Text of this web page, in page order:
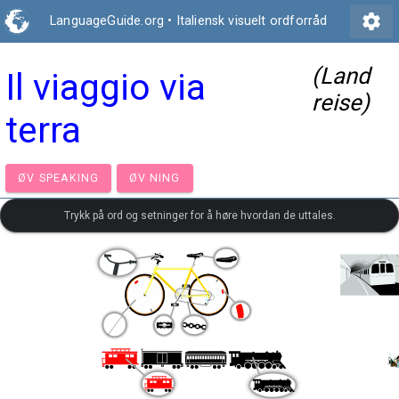
LanguageGuide.org • Italiensk visuelt ordforråd settings
Il viaggio via
terra
(Land
reise)
ØV SPEAKING ØV NING
Trykk på ord og setninger for å høre hvordan de uttales.